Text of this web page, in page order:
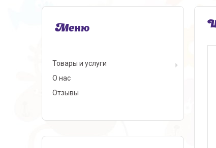
Товары и услуги
О нас
Отзывы